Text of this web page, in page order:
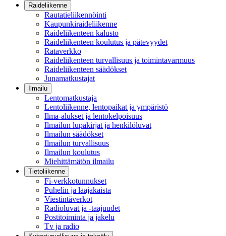
Raideliikenne
Rautatieliikennöinti
Kaupunkiraideliikenne
Raideliikenteen kalusto
Raideliikenteen koulutus ja pätevyydet
Rataverkko
Raideliikenteen turvallisuus ja toimintavarmuus
Raideliikenteen säädökset
Junamatkustajat
Ilmailu
Lentomatkustaja
Lentoliikenne, lentopaikat ja ympäristö
Ilma-alukset ja lentokelpoisuus
Ilmailun lupakirjat ja henkilöluvat
Ilmailun säädökset
Ilmailun turvallisuus
Ilmailun koulutus
Miehittämätön ilmailu
Tietoliikenne
Fi-verkkotunnukset
Puhelin ja laajakaista
Viestintäverkot
Radioluvat ja -taajuudet
Postitoiminta ja jakelu
Tv ja radio